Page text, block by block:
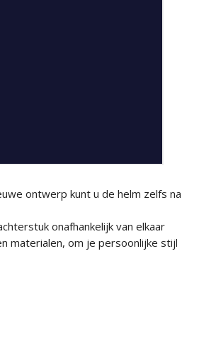
ontwerp kunt u de helm zelfs na
onafhankelijk van elkaar
materialen, om je persoonlijke stijl